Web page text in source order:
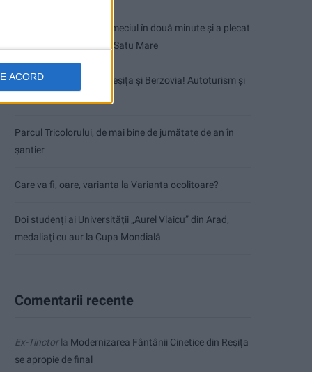
ACORD
CSM Reșița a rezolvat meciul în două minute și a plecat
cu toate punctele de la Satu Mare
Accident mortal între Reșița și Berzovia! Autoturism și
Parcul Tricolorului, de mai bine de jumătate de an în
șantier
Care va fi, oare, varianta la Varianta ocolitoare?
Doi studenți ai Universității „Aurel Vlaicu” din Arad,
medaliați cu aur la Cupa Mondială
Comentarii recente
Ex-Tinctorla Modernizarea Fântânii Cinetice din Reșița
se apropie de final